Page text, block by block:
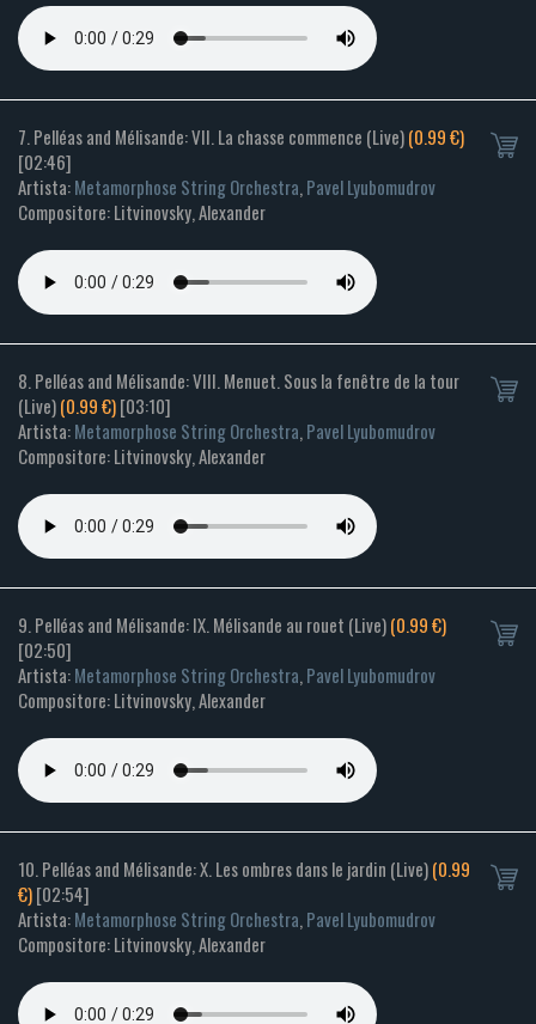
7. Pelléas and Mélisande: VII. La chasse commence (Live)(0.99 €)
[02:46]
Artista:Metamorphose String Orchestra,Pavel Lyubomudrov
Compositore: Litvinovsky, Alexander
8. Pelléas and Mélisande: VIII. Menuet. Sous la fenêtre de la tour
(Live)(0.99 €)[03:10]
Artista:Metamorphose String Orchestra,Pavel Lyubomudrov
Compositore: Litvinovsky, Alexander
9. Pelléas and Mélisande: IX. Mélisande au rouet (Live)(0.99 €)
[02:50]
Artista:Metamorphose String Orchestra,Pavel Lyubomudrov
Compositore: Litvinovsky, Alexander
10. Pelléas and Mélisande: X. Les ombres dans le jardin (Live)(0.99
€)[02:54]
Artista:Metamorphose String Orchestra,Pavel Lyubomudrov
Compositore: Litvinovsky, Alexander